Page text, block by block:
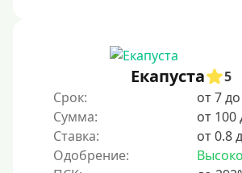
Под ПТС спецтехники
Под ПТС грузового автомобиля
Авто без ПТС
Цель
Екапуста
5
Срок:
от 7
Сумма:
от 100
Ставка:
от 0.8
Одобрение: